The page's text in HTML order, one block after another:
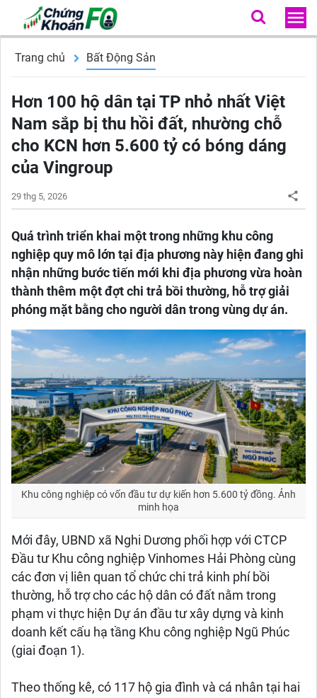
Trang chủ Bất Động Sản
Hơn 100 hộ dân tại TP nhỏ nhất Việt
Nam sắp bị thu hồi đất, nhường chỗ
cho KCN hơn 5.600 tỷ có bóng dáng
của Vingroup
29 thg 5, 2026
Quá trình triển khai một trong những khu công
nghiệp quy mô lớn tại địa phương này hiện đang ghi
nhận những bước tiến mới khi địa phương vừa hoàn
thành thêm một đợt chi trả bồi thường, hỗ trợ giải
phóng mặt bằng cho người dân trong vùng dự án.
Khu công nghiệp có vốn đầu tư dự kiến hơn 5.600 tỷ đồng. Ảnh
minh họa
Mới đây, UBND xã Nghi Dương phối hợp với CTCP
Đầu tư Khu công nghiệp Vinhomes Hải Phòng cùng
các đơn vị liên quan tổ chức chi trả kinh phí bồi
thường, hỗ trợ cho các hộ dân có đất nằm trong
phạm vi thực hiện Dự án đầu tư xây dựng và kinh
doanh kết cấu hạ tầng Khu công nghiệp Ngũ Phúc
(giai đoạn 1).
Theo thống kê, có 117 hộ gia đình và cá nhân tại hai